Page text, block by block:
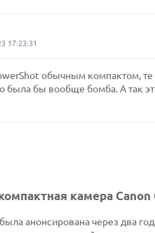
17:23:31
обычным компактом,
была бы вообще бомба. А так
камера Canon
анонсирована через два